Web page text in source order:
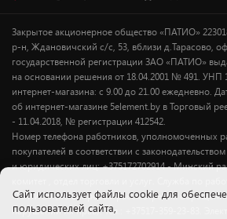
Закрытое акционерное общество «ПАТИО»
р-н, Ждановичский с/с, 53, вблизи д.Тарасово,
государственной регистрации ЗАО «ПАТИО»
на основании решения от 18.04.2001 № 491. УНП
интернет-магазина: с 9.00 до 21.00 ежедневно.
об интернет-магазине 5element.by в Торговый
- 11.04.2018, № регистрации 412542.
Номер телефона работников, уполномоченных
покупателей в соответствии с
и юридических лиц: +375172702914 - Минский
«ПАТИО» (по вопросам рассмотрения обращения
нарушении их прав): Тел.: +37517-359-23-83.
Cайт использует файлы cookie для
пользователей сайта,